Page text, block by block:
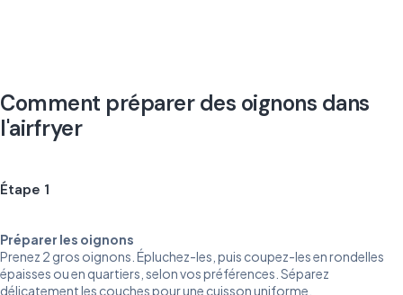
Comment préparer des oignons dans
l'airfryer
Étape 1
Préparer les oignons
Prenez 2 gros oignons. Épluchez-les, puis coupez-les en rondelles
épaisses ou en quartiers, selon vos préférences. Séparez
délicatement les couches pour une cuisson uniforme.